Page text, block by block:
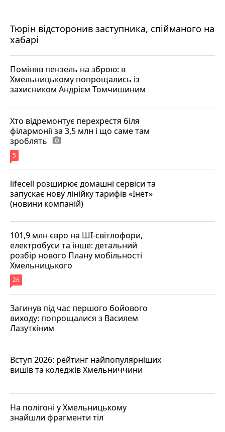
Тюрін відсторонив заступника, спійманого на
хабарі
Поміняв пензель на зброю: в
Хмельницькому попрощались із
захисником Андрієм Томчишиним
Хто відремонтує перехрестя біля
філармонії за 3,5 млн і що саме там
зроблять photo_camera
5
lifecell розширює домашні сервіси та
запускає нову лінійку тарифів «Інет»
(новини компаній)
101,9 млн євро на ШІ-світлофори,
електробуси та інше: детальний
розбір нового Плану мобільності
Хмельницького
26
Загинув під час першого бойового
виходу: попрощалися з Василем
Лазуткіним
Вступ 2026: рейтинг найпопулярніших
вишів та коледжів Хмельниччини
На полігоні у Хмельницькому
знайшли фрагменти тіл